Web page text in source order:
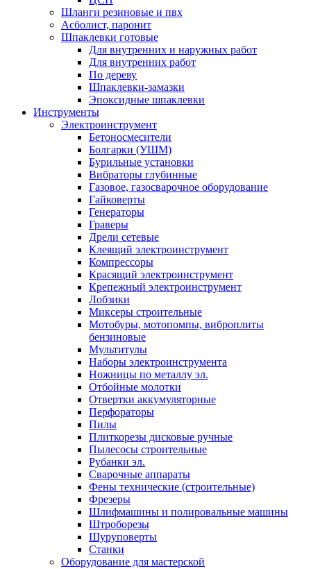
Шланги резиновые и пвх
Асболист, паронит
Шпаклевки готовые
Для внутренних и наружных работ
Для внутренних работ
По дереву
Шпаклевки-замазки
Эпоксидные шпаклевки
Инструменты
Электроинструмент
Бетоносмесители
Болгарки (УШМ)
Бурильные установки
Вибраторы глубинные
Газовое, газосварочное оборудование
Гайковерты
Генераторы
Граверы
Дрели сетевые
Клеящий электроинструмент
Компрессоры
Красящий электроинструмент
Крепежный электроинструмент
Лобзики
Миксеры строительные
Мотобуры, мотопомпы, виброплиты
бензиновые
Мультитулы
Наборы электроинструмента
Ножницы по металлу эл.
Отбойные молотки
Отвертки аккумуляторные
Перфораторы
Пилы
Плиткорезы дисковые ручные
Пылесосы строительные
Рубанки эл.
Сварочные аппараты
Фены технические (строительные)
Фрезеры
Шлифмашины и полировальные машины
Штроборезы
Шуруповерты
Станки
Оборудование для мастерской